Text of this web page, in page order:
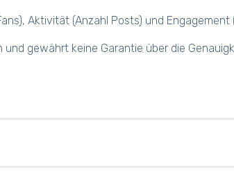
Aktivität (Anzahl Posts) und Engagement
gewährt keine Garantie über die